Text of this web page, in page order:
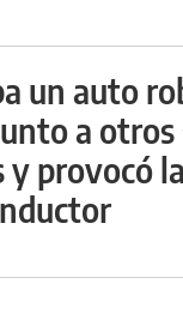
un auto
a otros
y provocó